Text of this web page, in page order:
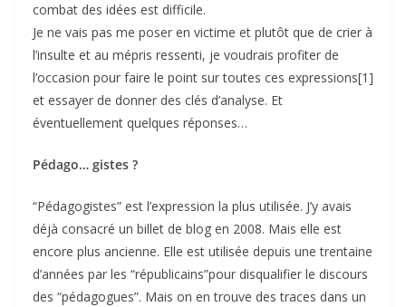
combat des idées est difficile.
Je ne vais pas me poser en victime et plutôt que de crier à
l’insulte et au mépris ressenti, je voudrais profiter de
l’occasion pour faire le point sur toutes ces expressions[1]
et essayer de donner des clés d’analyse. Et
éventuellement quelques réponses…
Pédago… gistes ?
“Pédagogistes” est l’expression la plus utilisée. J’y avais
déjà consacré un billet de blog en 2008. Mais elle est
encore plus ancienne. Elle est utilisée depuis une trentaine
d’années par les “républicains”pour disqualifier le discours
des “pédagogues”. Mais on en trouve des traces dans un